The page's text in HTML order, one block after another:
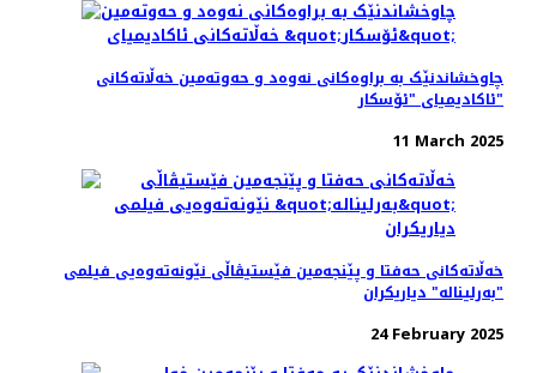
چاوخشاندنێک به براوه‌کانی نه‌وه‌د و حه‌و‌ته‌مین خه‌ڵاته‌کانی
ئاکادیمیای "ئۆسکار"
11 March 2025
خه‌ڵاته‌کانی حه‌فتا و پێنجه‌مین فێستیڤاڵی نێونه‌ته‌وه‌یی فیلمی
"بەرلیناله" دیاریکران
24 February 2025